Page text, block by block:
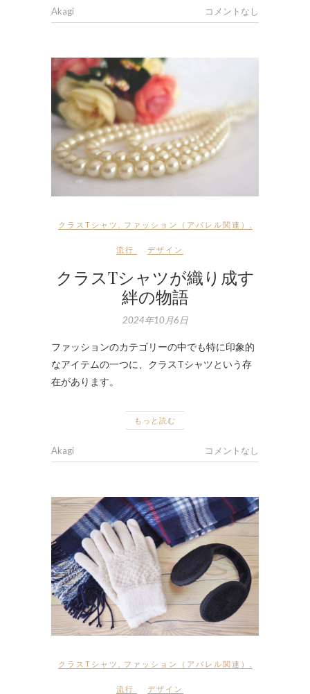
Akagi コメントなし
クラスTシャツ ファッション（アパレル関連）
流行 デザイン
クラスTシャツが織り成す
絆の物語
2024年10月6日
ファッションのカテゴリーの中でも特に印象的
なアイテムの一つに、クラスTシャツという存
在があります。
もっと読む
Akagi コメントなし
クラスTシャツ ファッション（アパレル関連）
流行 デザイン